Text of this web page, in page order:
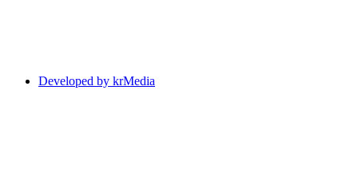
Developed by krMedia